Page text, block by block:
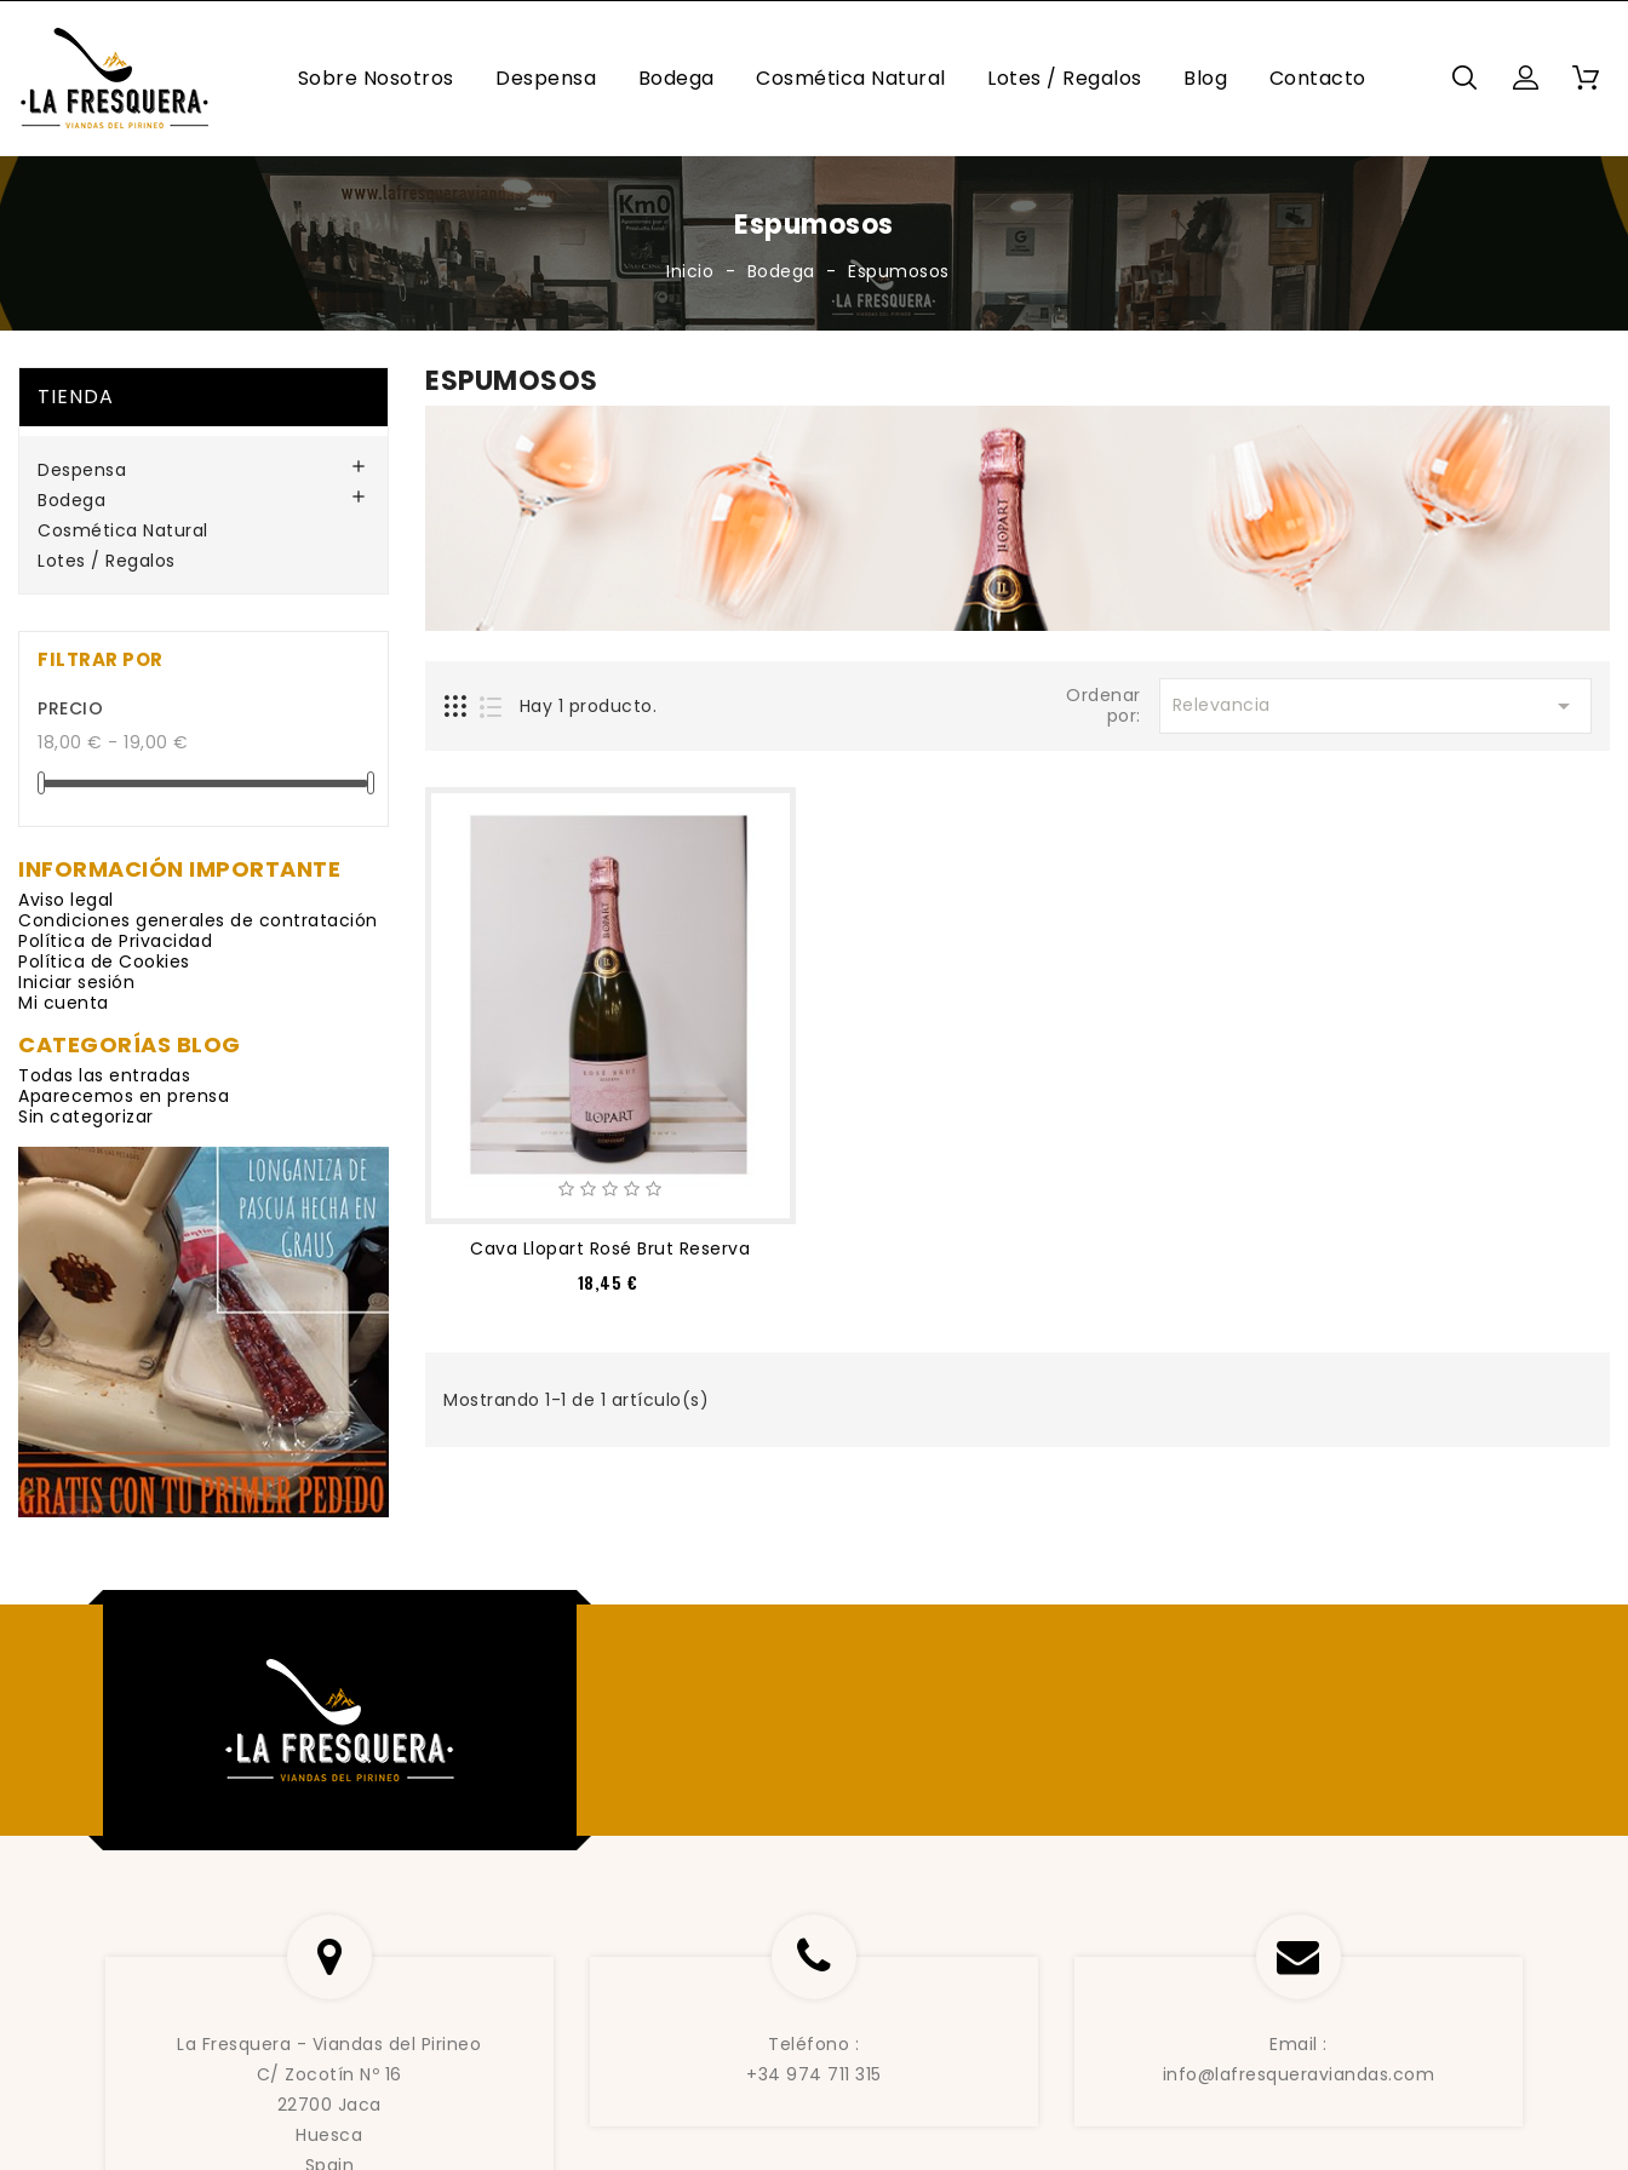
Sobre Nosotros Despensa Bodega Cosmética Natural Lotes / Regalos Blog Contacto
Espumosos
Inicio Bodega Espumosos
TIENDA
Despensa 
Bodega 
Cosmética Natural
Lotes / Regalos
FILTRAR POR
PRECIO
18,00 € - 19,00 €
INFORMACIÓN IMPORTANTE
Aviso legal
Condiciones generales de contratación
Política de Privacidad
Política de Cookies
Iniciar sesión
Mi cuenta
CATEGORÍAS BLOG
Todas las entradas
Aparecemos en prensa
Sin categorizar
ESPUMOSOS
Hay 1 producto.
Ordenar
por:
Relevancia 
Cava Llopart Rosé Brut Reserva
Precio
18,45 €
Mostrando 1-1 de 1 artículo(s)
La Fresquera - Viandas del Pirineo
C/ Zocotín Nº 16
22700 Jaca
Huesca
Spain
Teléfono :
+34 974 711 315
Email :
info@lafresqueraviandas.com